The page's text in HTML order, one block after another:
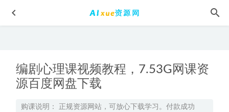
编剧心理课视频教程，7.53G网课资
源百度网盘下载
购课说明： 正规资源网站，可放心下载学习。付款成功